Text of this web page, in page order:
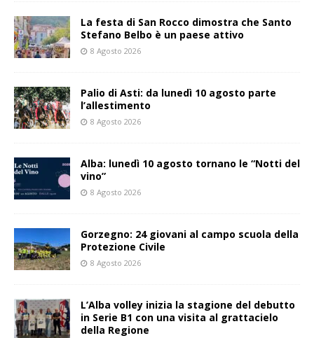
La festa di San Rocco dimostra che Santo
Stefano Belbo è un paese attivo
8 Agosto 2026
Palio di Asti: da lunedì 10 agosto parte
l’allestimento
8 Agosto 2026
Alba: lunedì 10 agosto tornano le “Notti del
vino”
8 Agosto 2026
Gorzegno: 24 giovani al campo scuola della
Protezione Civile
8 Agosto 2026
L’Alba volley inizia la stagione del debutto
in Serie B1 con una visita al grattacielo
della Regione